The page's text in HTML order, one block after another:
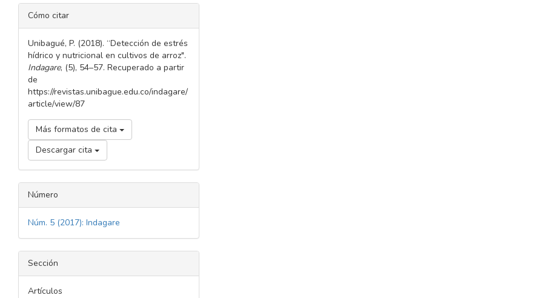
DETALLES
DEL
ARTÍCULO
Cómo citar
Unibagué, P. (2018). “Detección de estrés
hídrico y nutricional en cultivos de arroz".
Indagare, (5), 54–57. Recuperado a partir
de
https://revistas.unibague.edu.co/indagare/
article/view/87
Más formatos de cita
Descargar cita
Número
Núm. 5 (2017): Indagare
Sección
Artículos